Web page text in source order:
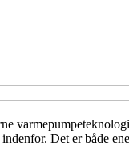
Det er både